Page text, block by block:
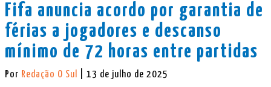
Fifa anuncia acordo por garantia de
férias a jogadores e descanso
mínimo de 72 horas entre partidas
Por Redação O Sul | 13 de julho de 2025